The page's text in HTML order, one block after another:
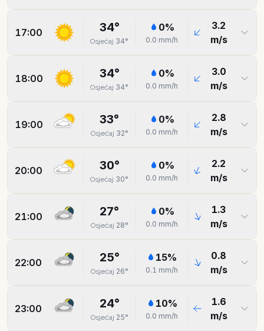
17:00 34°
Osjećaj 34°
0%
0.0 mm/h
3.2
m/s
18:00 34°
Osjećaj 34°
0%
0.0 mm/h
3.0
m/s
19:00 33°
Osjećaj 32°
0%
0.0 mm/h
2.8
m/s
20:00 30°
Osjećaj 30°
0%
0.0 mm/h
2.2
m/s
21:00 27°
Osjećaj 28°
0%
0.0 mm/h
1.3
m/s
22:00 25°
Osjećaj 26°
15%
0.1 mm/h
0.8
m/s
23:00 24°
Osjećaj 25°
10%
0.0 mm/h
1.6
m/s